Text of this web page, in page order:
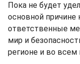
Пока не будет
основной причине
ответственные
мир и
регионе и во всем